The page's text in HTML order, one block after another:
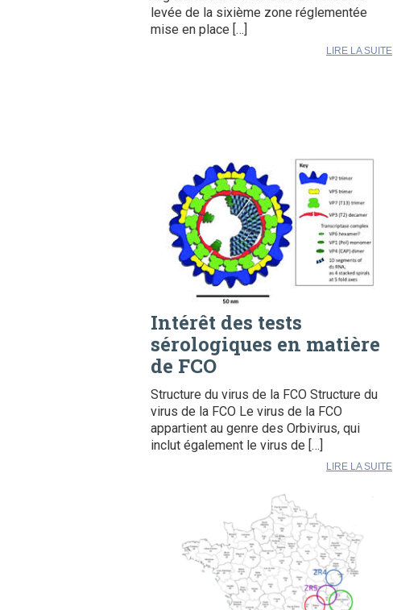
levée de la sixième zone réglementée
mise en place […]
LIRE LA SUITE
Intérêt des tests
sérologiques en matière
de FCO
Structure du virus de la FCO Structure du
virus de la FCO Le virus de la FCO
appartient au genre des Orbivirus, qui
inclut également le virus de […]
LIRE LA SUITE